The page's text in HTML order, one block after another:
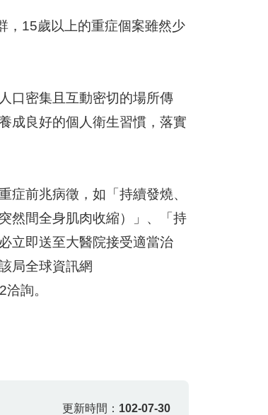
，15歲以上的重症個案雖然少
口密集且互動密切的場所傳
成良好的個人衛生習慣，落實
症前兆病徵，如「持續發燒、
然間全身肌肉收縮）」、「持
立即送至大醫院接受適當治
局全球資訊網
詢。
更新時間： 102-07-30